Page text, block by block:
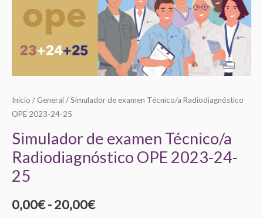
Inicio / General / Simulador de examen Técnico/a Radiodiagnóstico
OPE 2023-24-25
Simulador de examen Técnico/a
Radiodiagnóstico OPE 2023-24-
25
0,00€-20,00€
precios:
desde
0,00€
20,00€
Técnico/a
Radiodiagnóstico
2023-
cantidad